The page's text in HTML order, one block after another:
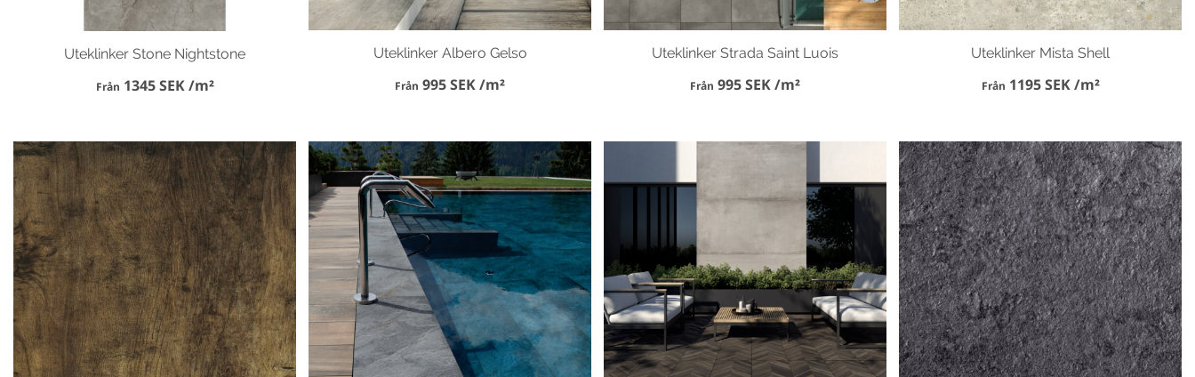
Uteklinker Stone Nightstone
Från 1345 SEK /m²
Uteklinker Albero Gelso
Från 995 SEK /m²
Uteklinker Strada Saint Luois
Från 995 SEK /m²
Uteklinker Mista Shell
Från 1195 SEK /m²